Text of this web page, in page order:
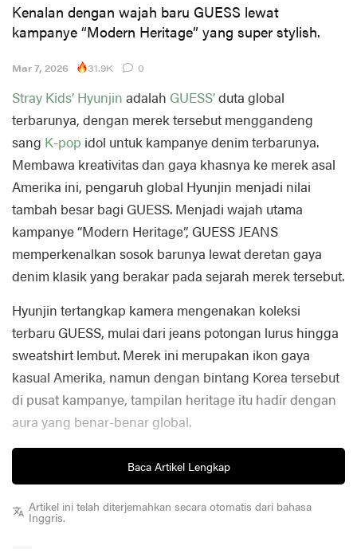
Kenalan dengan wajah baru GUESS lewat
kampanye “Modern Heritage” yang super stylish.
Mar 7, 2026 31.9K 0
Stray Kids’ Hyunjin adalah GUESS’duta global
terbarunya, dengan merek tersebut menggandeng
sang K-pop idol untuk kampanye denim terbarunya.
Membawa kreativitas dan gaya khasnya ke merek asal
Amerika ini, pengaruh global Hyunjin menjadi nilai
tambah besar bagi GUESS. Menjadi wajah utama
kampanye “Modern Heritage”, GUESS JEANS
memperkenalkan sosok barunya lewat deretan gaya
denim klasik yang berakar pada sejarah merek tersebut.
Hyunjin tertangkap kamera mengenakan koleksi
terbaru GUESS, mulai dari jeans potongan lurus hingga
sweatshirt lembut. Merek ini merupakan ikon gaya
kasual Amerika, namun dengan bintang Korea tersebut
di pusat kampanye, tampilan heritage itu hadir dengan
aura yang benar-benar global.
Tentu saja, denim tetap menjadi jantung merek dan
kampanye ini, dengan kemeja dan celana kargo denim
dipadukan bersama kaus bergaris dan kemeja
berkancing—namun ini baru permulaan. Sebagai duta
Baca Artikel Lengkap
Artikel ini telah diterjemahkan secara otomatis dari bahasa
Inggris.